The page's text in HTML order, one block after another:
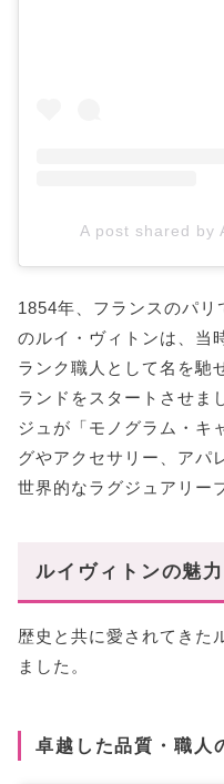
A post shared by
1854年、フランスのパ
のルイ・ヴィトンは、当
ランク職人として名を馳
ランドをスタートさせま
ジュが「モノグラム・キ
グやアクセサリー、アパ
世界的なラグジュアリー
ルイヴィトンの魅力
歴史と共に愛されてきた
ました。
卓越した品質・職人